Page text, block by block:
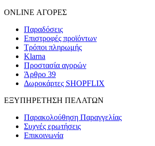
ONLINE ΑΓΟΡΕΣ
Παραδόσεις
Επιστροφές προϊόντων
Τρόποι πληρωμής
Klarna
Προστασία αγορών
Άρθρο 39
Δωροκάρτες SHOPFLIX
ΕΞΥΠΗΡΕΤΗΣΗ ΠΕΛΑΤΩΝ
Παρακολούθηση Παραγγελίας
Συχνές ερωτήσεις
Επικοινωνία